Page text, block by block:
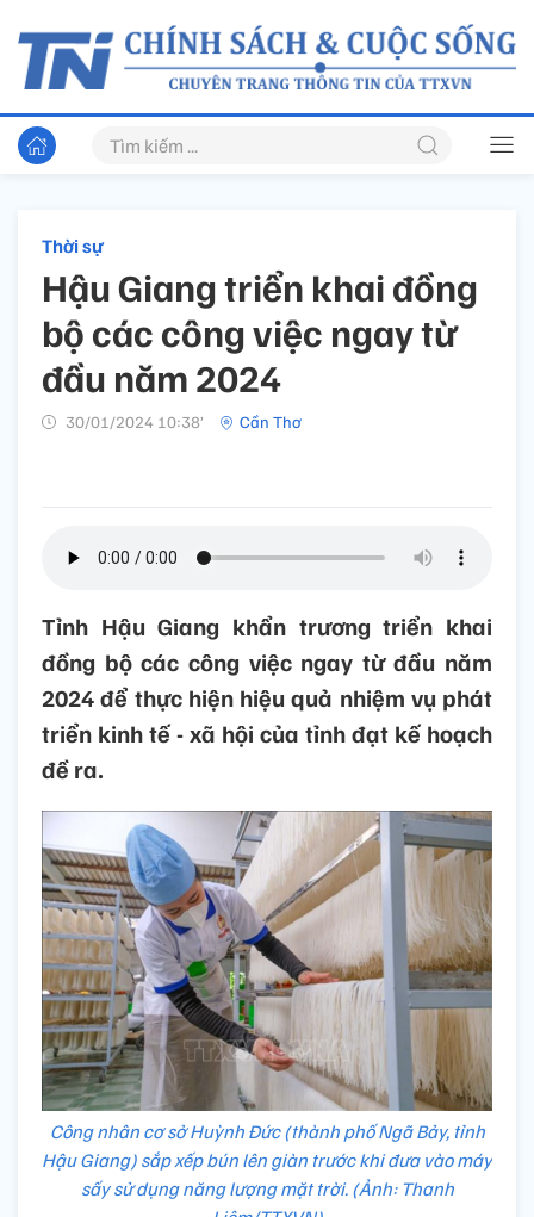
Thời sự
Hậu Giang triển khai đồng
bộ các công việc ngay từ
đầu năm 2024
30/01/2024 10:38’ Cần Thơ
Tỉnh Hậu Giang khẩn trương triển khai
đồng bộ các công việc ngay từ đầu năm
2024 để thực hiện hiệu quả nhiệm vụ phát
triển kinh tế - xã hội của tỉnh đạt kế hoạch
đề ra.
Công nhân cơ sở Huỳnh Đức (thành phố Ngã Bảy, tỉnh
Hậu Giang) sắp xếp bún lên giàn trước khi đưa vào máy
sấy sử dụng năng lượng mặt trời. (Ảnh: Thanh